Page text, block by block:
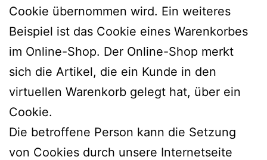
Cookie übernommen wird. Ein weiteres
Beispiel ist das Cookie eines Warenkorbes
im Online-Shop. Der Online-Shop merkt
sich die Artikel, die ein Kunde in den
virtuellen Warenkorb gelegt hat, über ein
Cookie.
Die betroffene Person kann die Setzung
von Cookies durch unsere Internetseite